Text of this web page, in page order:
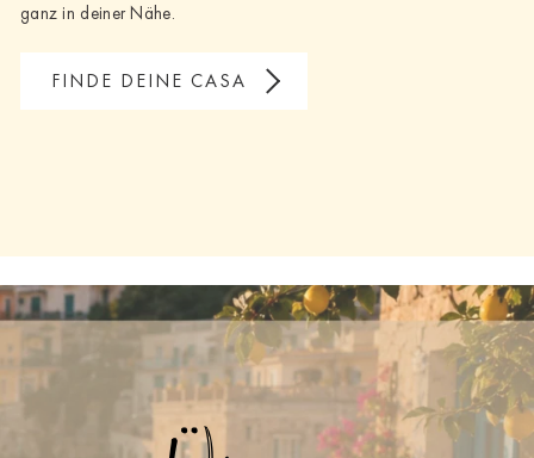
ganz in deiner Nähe.
FINDE DEINE CASA